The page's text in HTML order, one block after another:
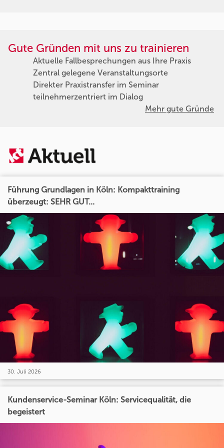
Gute Gründen mit uns zu trainieren
Aktuelle Fallbesprechungen aus Ihre Praxis
Zentral gelegene Veranstaltungsorte
Direkter Praxistransfer im Seminar
teilnehmerzentriert im Dialog
Mehr gute Gründe
Führung Grundlagen in Köln: Kompakttraining
überzeugt: SEHR GUT...
30. Juli 2026
Kundenservice-Seminar Köln: Servicequalität, die
begeistert